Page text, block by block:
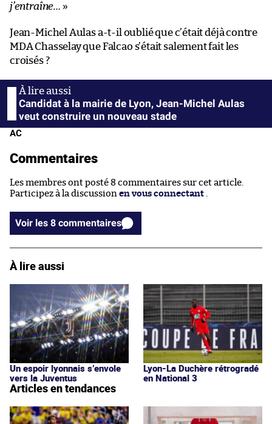
j’entraîne… »
Jean-Michel Aulas a-t-il oublié que c’était déjà contre
MDA Chasselay que Falcao s’était salement fait les
croisés ?
Candidat à la mairie de Lyon, Jean-Michel Aulas
veut construire un nouveau stade
AC
Commentaires
Les membres ont posté 8 commentaires sur cet article.
Participez à la discussion en vous connectant .
Voir les 8 commentaires
À lire aussi
Un espoir lyonnais s’envole
vers la Juventus
Lyon-La Duchère rétrogradé
en National 3
Articles en tendances